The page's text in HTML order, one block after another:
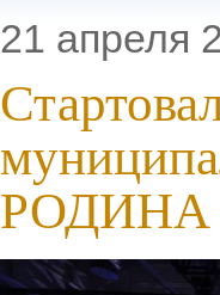
21 апреля